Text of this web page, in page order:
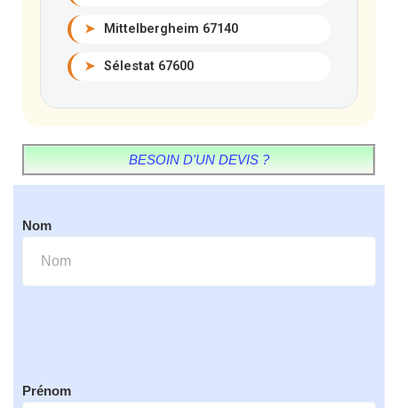
➤ Mittelbergheim 67140
➤ Sélestat 67600
BESOIN D'UN DEVIS ?
Nom
Prénom